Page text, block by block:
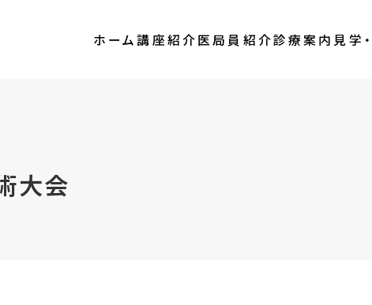
ホーム講座紹介医局員紹介診療案内 見学
大会